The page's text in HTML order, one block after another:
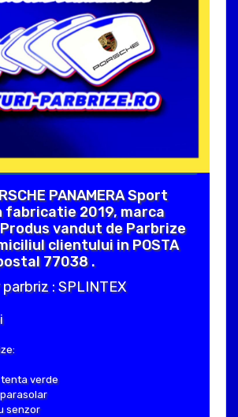
PANAMERA Sport
fabricatie 2019, marca
Produs vandut de Parbrize
clientului in POSTA
77038 .
: SPLINTEX
verde
senzor